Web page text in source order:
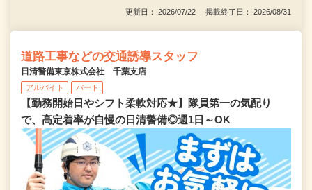
更新日： 2026/07/22 掲載終了日： 2026/08/31
道路工事などの交通誘導スタッフ
日清警備東京株式会社 千葉支店
アルバイト パート
【勤務開始日やシフト柔軟対応★】隊員第一の気配り
で、高定着率が自慢の日清警備◎週1日～OK